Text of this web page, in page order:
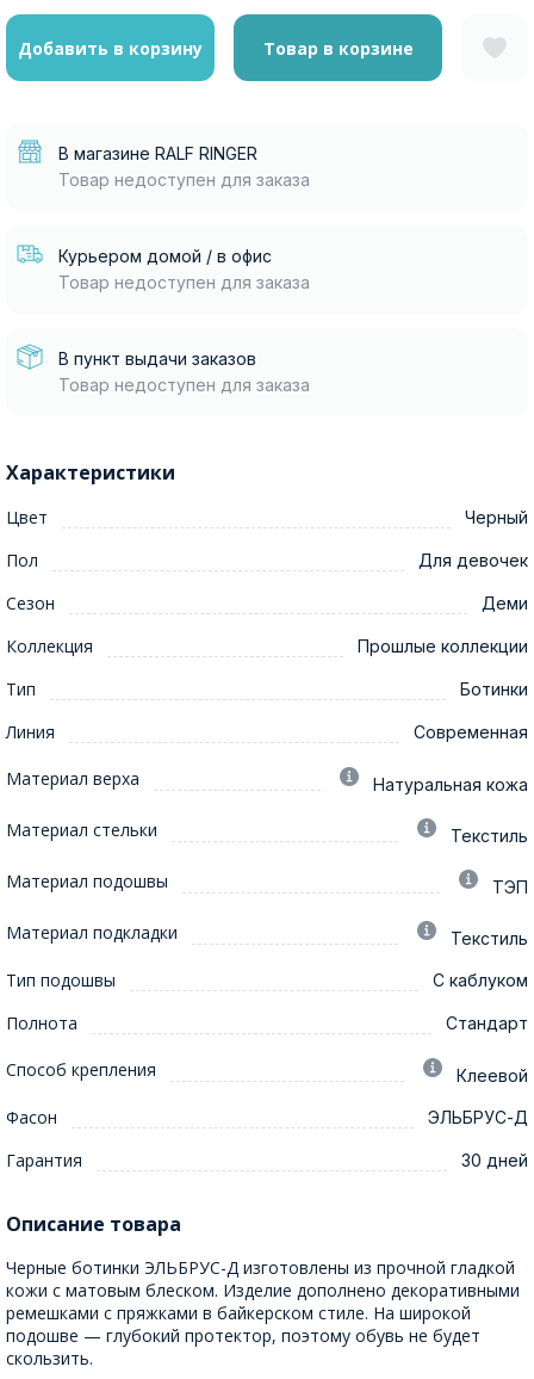
Добавить в корзину Товар в корзине
В магазине RALF RINGER
Товар недоступен для заказа
Курьером домой / в офис
Товар недоступен для заказа
В пункт выдачи заказов
Товар недоступен для заказа
Характеристики
Цвет Черный
Пол Для девочек
Сезон Деми
Коллекция Прошлые коллекции
Тип Ботинки
Линия Современная
Материал верха Натуральная кожа
Материал стельки Текстиль
Материал подошвы ТЭП
Материал подкладки Текстиль
Тип подошвы С каблуком
Полнота Стандарт
Способ крепления Клеевой
Фасон ЭЛЬБРУС-Д
Гарантия 30 дней
Описание товара
Черные ботинки ЭЛЬБРУС-Д изготовлены из прочной гладкой
кожи с матовым блеском. Изделие дополнено декоративными
ремешками с пряжками в байкерском стиле. На широкой
подошве — глубокий протектор, поэтому обувь не будет
скользить.